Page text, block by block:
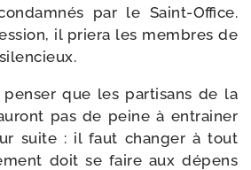
par le Saint-​Office.
il prie­ra les membres de
que les par­ti­sans de la
pas de peine à entrai­ner
suite : il faut chan­ger à tout
doit se faire aux dépens